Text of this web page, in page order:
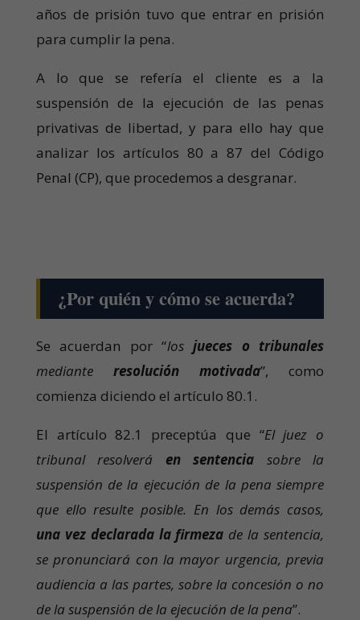
años de prisión tuvo que entrar en prisión
para cumplir la pena.
A lo que se refería el cliente es a la
suspensión de la ejecución de las penas
privativas de libertad, y para ello hay que
analizar los artículos 80 a 87 del Código
Penal (CP), que procedemos a desgranar.
¿Por quién y cómo se acuerda?
Se acuerdan por “losjueces o tribunales
mediante resolución motivada”, como
comienza diciendo el artículo 80.1.
El artículo 82.1 preceptúa que “El juez o
tribunal resolverá en sentencia sobre la
suspensión de la ejecución de la pena siempre
que ello resulte posible. En los demás casos,
una vez declarada la firmeza de la sentencia,
se pronunciará con la mayor urgencia, previa
audiencia a las partes, sobre la concesión o no
de la suspensión de la ejecución de la pena”.